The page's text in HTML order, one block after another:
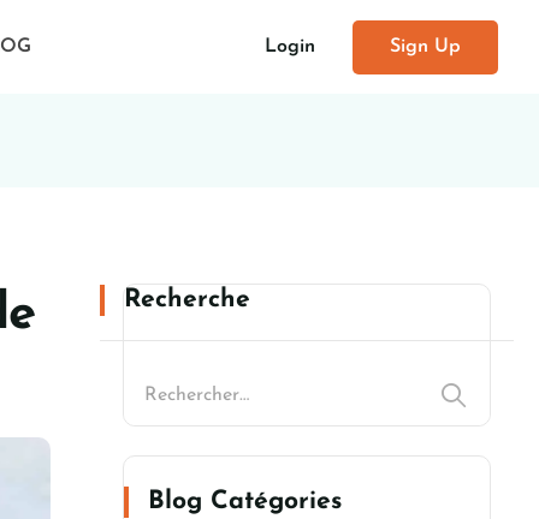
Login Sign Up
Recherche
Blog Catégories